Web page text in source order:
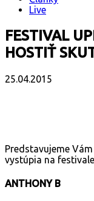
Live
FESTIVAL
HOSTIŤ
25.04.2015
Predstavujeme
vystúpia na
ANTHONY B